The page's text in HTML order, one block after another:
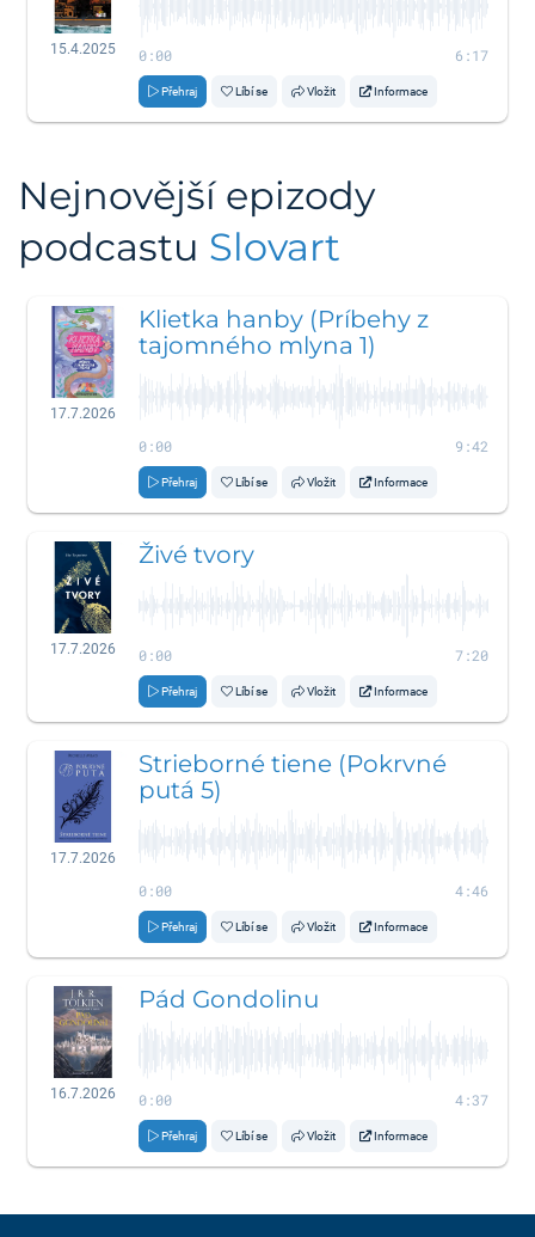
15.4.2025 0:00 6:17
Přehraj Líbí se Vložit Informace
Nejnovější epizody
podcastu Slovart
17.7.2026
Klietka hanby (Príbehy z
tajomného mlyna 1)
0:00 9:42
Přehraj Líbí se Vložit Informace
17.7.2026
Živé tvory
0:00 7:20
Přehraj Líbí se Vložit Informace
17.7.2026
Strieborné tiene (Pokrvné
putá 5)
0:00 4:46
Přehraj Líbí se Vložit Informace
16.7.2026
Pád Gondolinu
0:00 4:37
Přehraj Líbí se Vložit Informace